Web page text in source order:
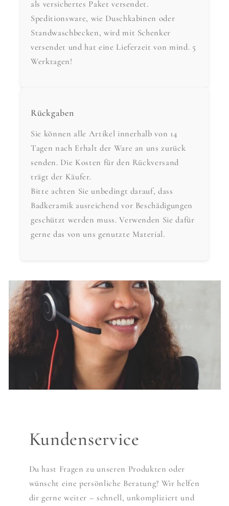
als versichertes Paket versendet.
Speditionsware, wie Duschkabinen oder
Standwaschbecken, wird mit Schenker
versendet und hat eine Lieferzeit von mind. 5
Werktagen!
Rückgaben
Sie können alle Artikel innerhalb von 14
Tagen nach Erhalt der Ware an uns zurück
senden. Die Kosten für den Rückversand
trägt der Käufer.
Bitte achten Sie unbedingt darauf, dass
Badkeramik ausreichend vor Beschädigungen
geschützt werden muss. Verwenden Sie dafür
gerne das von uns genutzte Material.
Kundenservice
Du hast Fragen zu unseren Produkten oder
wünscht eine persönliche Beratung? Wir helfen
dir gerne weiter – schnell, unkompliziert und